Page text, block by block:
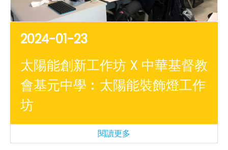
2024-01-23
太陽能創新工作坊 X 中華基督教
會基元中學︰太陽能裝飾燈工作
坊
閱讀更多